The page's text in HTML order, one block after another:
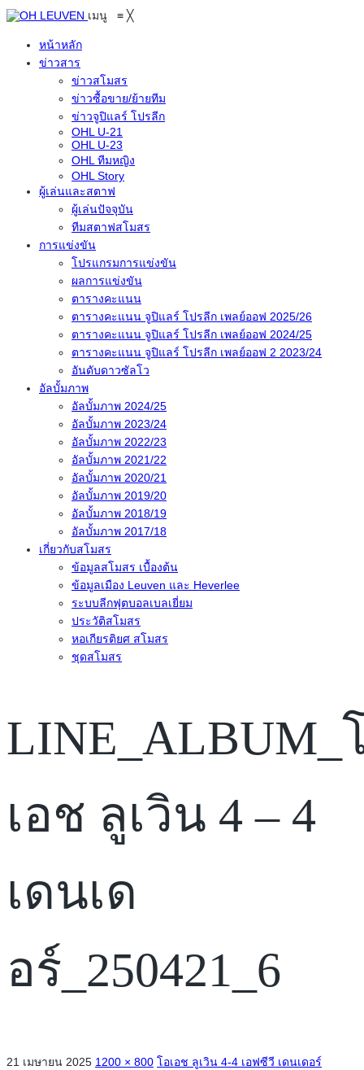
เมนู ≡ ╳
หน้าหลัก
ข่าวสาร
ข่าวสโมสร
ข่าวซื้อขาย/ย้ายทีม
ข่าวจูปิแลร์ โปรลีก
OHL U-21
OHL U-23
OHL ทีมหญิง
OHL Story
ผู้เล่นและสตาฟ
ผู้เล่นปัจจุบัน
ทีมสตาฟสโมสร
การแข่งขัน
โปรแกรมการแข่งขัน
ผลการแข่งขัน
ตารางคะแนน
ตารางคะแนน จูปิแลร์ โปรลีก เพลย์ออฟ 2025/26
ตารางคะแนน จูปิแลร์ โปรลีก เพลย์ออฟ 2024/25
ตารางคะแนน จูปิแลร์ โปรลีก เพลย์ออฟ 2 2023/24
อันดับดาวซัลโว
อัลบั้มภาพ
อัลบั้มภาพ 2024/25
อัลบั้มภาพ 2023/24
อัลบั้มภาพ 2022/23
อัลบั้มภาพ 2021/22
อัลบั้มภาพ 2020/21
อัลบั้มภาพ 2019/20
อัลบั้มภาพ 2018/19
อัลบั้มภาพ 2017/18
เกี่ยวกับสโมสร
ข้อมูลสโมสร เบื้องต้น
ข้อมูลเมือง Leuven และ Heverlee
ระบบลีกฟุตบอลเบลเยี่ยม
ประวัติสโมสร
หอเกียรติยศ สโมสร
ชุดสโมสร
LINE_ALBUM_
เอช ลูเวิน 4 – 4
เดนเด
อร์_250421_6
21 เมษายน 2025 1200 × 800 โอเอช ลูเวิน 4-4 เอฟซีวี เดนเดอร์